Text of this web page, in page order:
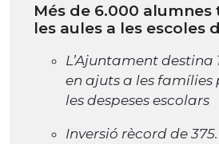
Més de 6.000 alumnes
les aules a les escoles
L’Ajuntament destina
en ajuts a les famílies
les despeses escolars
Inversió rècord de